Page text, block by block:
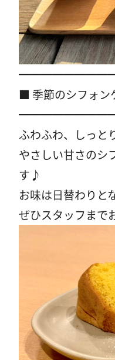
■ 季節のシフォン
ふわふわ、しっと
やさしい甘さのシ
す♪
お味は日替わりと
ぜひスタッフまで